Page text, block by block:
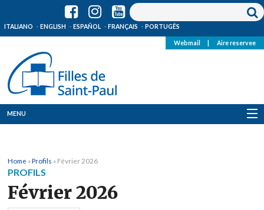
ITALIANO ENGLISH ESPAÑOL FRANÇAIS PORTUGÊS
Webmail Aire reservee
MENU
Où sommes-nous
News
Home »Profils » Février 2026
PROFILS
Février 2026